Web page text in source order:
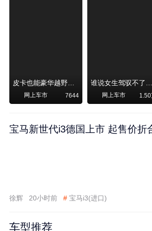
皮卡也能豪华越野！纵横F700上市，限时卖29.99万起
网上车市 7644
谁说女生驾驭不了大SUV？看我开问界M6驰骋坝上草原！
网上车市
宝马新世代i3德国上市 起售价折
徐辉 20小时前 # 宝马i3(进口)
车型推荐